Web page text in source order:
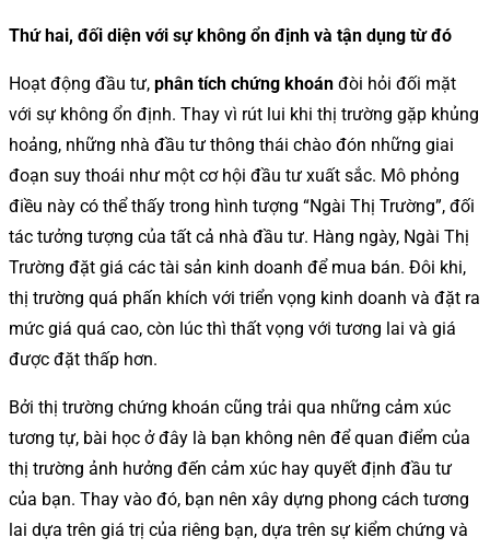
Thứ hai, đối diện với sự không ổn định và tận dụng từ đó
Hoạt động đầu tư, phân tích chứng khoán đòi hỏi đối mặt
với sự không ổn định. Thay vì rút lui khi thị trường gặp khủng
hoảng, những nhà đầu tư thông thái chào đón những giai
đoạn suy thoái như một cơ hội đầu tư xuất sắc. Mô phỏng
điều này có thể thấy trong hình tượng “Ngài Thị Trường”, đối
tác tưởng tượng của tất cả nhà đầu tư. Hàng ngày, Ngài Thị
Trường đặt giá các tài sản kinh doanh để mua bán. Đôi khi,
thị trường quá phấn khích với triển vọng kinh doanh và đặt ra
mức giá quá cao, còn lúc thì thất vọng với tương lai và giá
được đặt thấp hơn.
Bởi thị trường chứng khoán cũng trải qua những cảm xúc
tương tự, bài học ở đây là bạn không nên để quan điểm của
thị trường ảnh hưởng đến cảm xúc hay quyết định đầu tư
của bạn. Thay vào đó, bạn nên xây dựng phong cách tương
lai dựa trên giá trị của riêng bạn, dựa trên sự kiểm chứng và